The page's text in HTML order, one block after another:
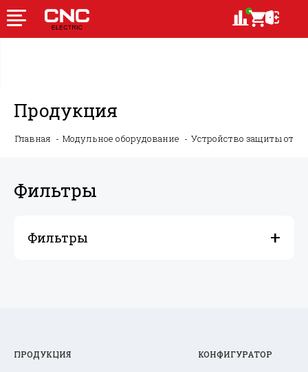
Продукция
Главная Модульное оборудование Устройство защиты от
Фильтры
Фильтры
ПРОДУКЦИЯ КОНФИГУРАТОР